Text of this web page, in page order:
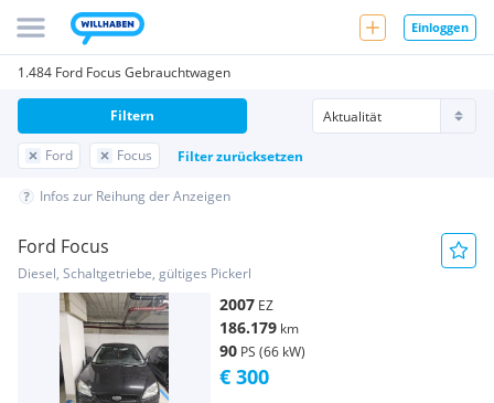
Einloggen
1.484 Ford Focus Gebrauchtwagen
Ford Focus Filter zurücksetzen
Filtern
Infos zur Reihung der Anzeigen
Ford Focus
Diesel, Schaltgetriebe, gültiges Pickerl
2007 EZ
186.179 km
90 PS (66 kW)
€ 300